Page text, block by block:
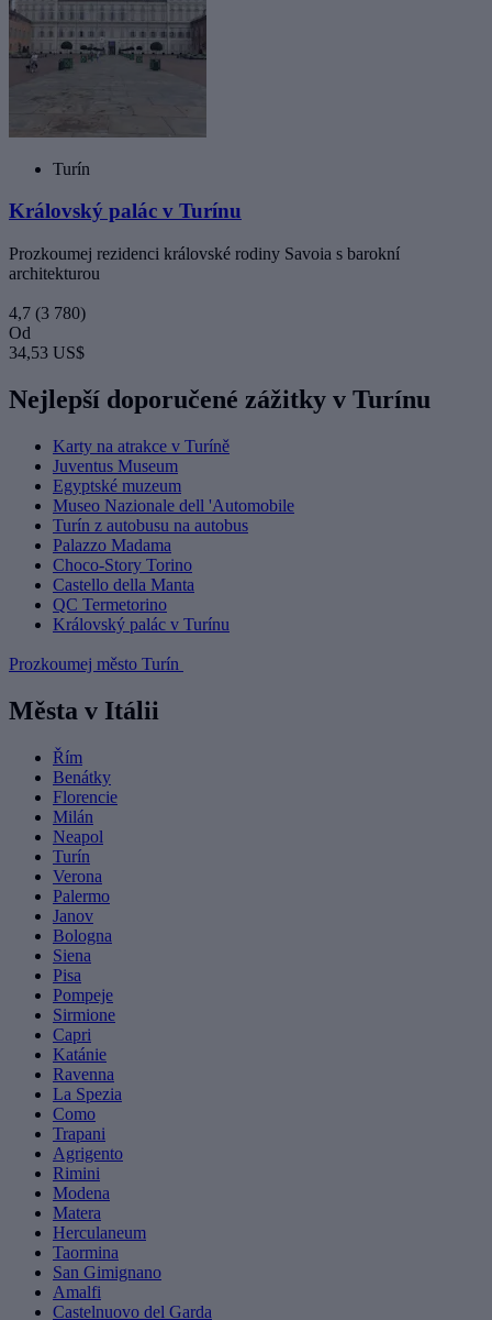
Turín
Královský palác v Turínu
Prozkoumej rezidenci královské rodiny Savoia s barokní
architekturou
4,7 (3 780)
Od
34,53 US$
Nejlepší doporučené zážitky v Turínu
Karty na atrakce v Turíně
Juventus Museum
Egyptské muzeum
Museo Nazionale dell 'Automobile
Turín z autobusu na autobus
Palazzo Madama
Choco-Story Torino
Castello della Manta
QC Termetorino
Královský palác v Turínu
Prozkoumej město Turín
Města v Itálii
Řím
Benátky
Florencie
Milán
Neapol
Turín
Verona
Palermo
Janov
Bologna
Siena
Pisa
Pompeje
Sirmione
Capri
Katánie
Ravenna
La Spezia
Como
Trapani
Agrigento
Rimini
Modena
Matera
Herculaneum
Taormina
San Gimignano
Amalfi
Castelnuovo del Garda